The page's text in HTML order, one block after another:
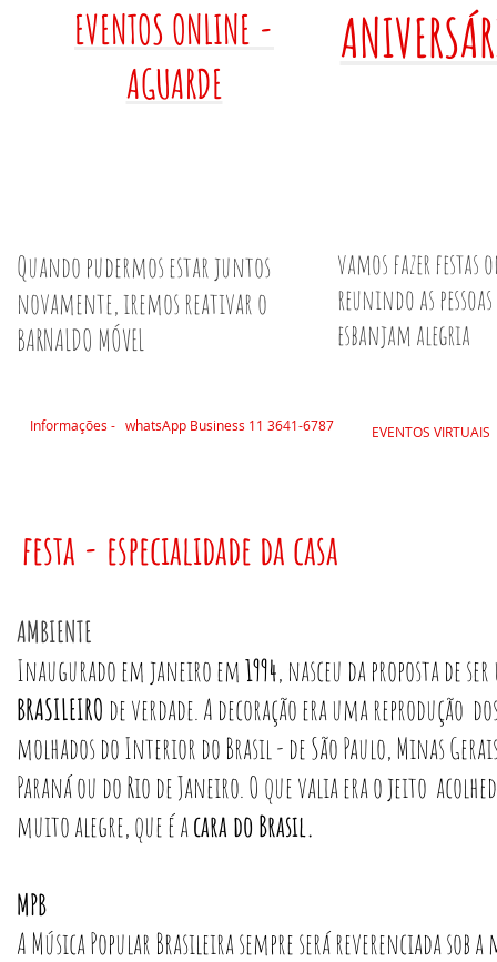
EVENTOS ONLINE -
AGUARDE
Quando pudermos estar juntos
novamente, iremos reativar o
BARNALDO MÓVEL
vamos fazer festas
reunindo as
esbanjam alegria
Informações - whatsApp Business 11 3641-6787 EVENTOS VIRTUAIS
festa - especialidade da casa
AMBIENTE
Inaugurado em janeiro em1994, nasceu da proposta de
BRASILEIRO de verdade. A decoração era uma reprodução
molhados do Interior do Brasil - de São Paulo, Minas
Paraná ou do Rio de Janeiro. O que valia era o jeito
muito alegre, que é acara do Brasil.
MPB
A Música Popular Brasileira sempre será reverenciada sob a